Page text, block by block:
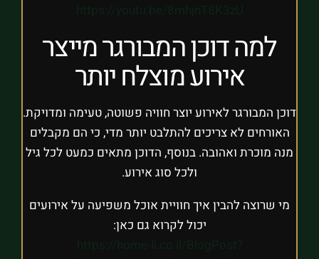
למה דוכן המבורגר מייצר
אירוע מוצלח יותר
דוכן המבורגר לאירוע יוצר חוויה פשוטה, טעימה ומדויקת.
האורחים לא צריכים להתלבט יותר מדי, כי הם מקבלים
מנה מוכרת ואהובה. בנוסף, הדוכן מתאים כמעט לכל גיל
ולכל סוג אירוע.
מי שרוצה להבין איך חוויית אוכל משפיעה על אירועים
יכול לקרוא גם כאן: